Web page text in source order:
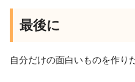
最後に
自分だけの面白いものを作り